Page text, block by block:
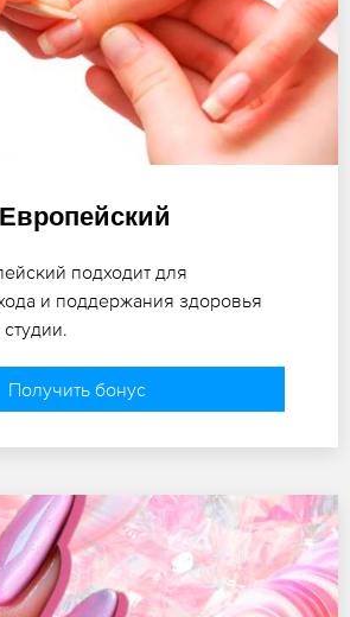
Европейский
подходит для
и поддержания здоровья
Получить бонус